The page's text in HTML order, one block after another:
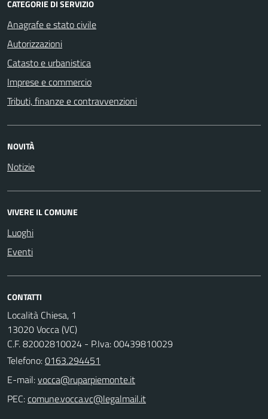
CATEGORIE DI SERVIZIO
Anagrafe e stato civile
Autorizzazioni
Catasto e urbanistica
Imprese e commercio
Tributi, finanze e contravvenzioni
NOVITÀ
Notizie
VIVERE IL COMUNE
Luoghi
Eventi
CONTATTI
Località Chiesa, 1
13020 Vocca (VC)
C.F. 82002810024 - P.Iva: 00439810029
Telefono:0163.294451
E-mail:
PEC: